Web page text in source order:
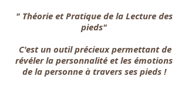
" Théorie et Pratique de la Lecture des
pieds"
C'est un outil précieux permettant de
révéler la personnalité et les émotions
de la personne à travers ses pieds !